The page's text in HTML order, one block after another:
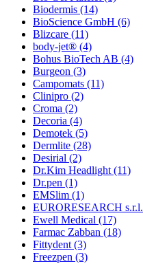
Biodermis (14)
BioScience GmbH (6)
Blizcare (11)
body-jet® (4)
Bohus BioTech AB (4)
Burgeon (3)
Campomats (11)
Clinipro (2)
Croma (2)
Decoria (4)
Demotek (5)
Dermlite (28)
Desirial (2)
Dr.Kim Headlight (11)
Dr.pen (1)
EMSlim (1)
EURORESEARCH s.r.l.
Ewell Medical (17)
Farmac Zabban (18)
Fittydent (3)
Freezpen (3)